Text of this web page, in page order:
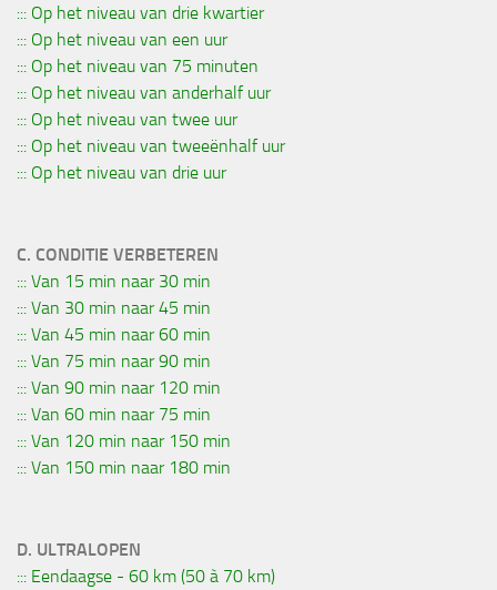
::: Op het niveau van drie kwartier
::: Op het niveau van een uur
::: Op het niveau van 75 minuten
::: Op het niveau van anderhalf uur
::: Op het niveau van twee uur
::: Op het niveau van tweeënhalf uur
::: Op het niveau van drie uur
C. CONDITIE VERBETEREN
::: Van 15 min naar 30 min
::: Van 30 min naar 45 min
::: Van 45 min naar 60 min
::: Van 75 min naar 90 min
::: Van 90 min naar 120 min
::: Van 60 min naar 75 min
::: Van 120 min naar 150 min
::: Van 150 min naar 180 min
D. ULTRALOPEN
::: Eendaagse - 60 km (50 à 70 km)